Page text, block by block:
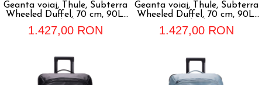
Geanta voiaj, Thule, Subterra
Wheeled Duffel, 70 cm, 90L,
1.427,00 RON
Geanta voiaj, Thule, Subterra
Wheeled Duffel, 70 cm, 90L,
1.427,00 RON